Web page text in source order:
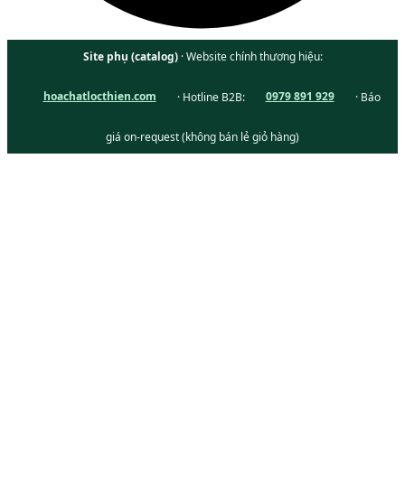
Site phụ (catalog)· Website chính thương hiệu:
hoachatlocthien.com · Hotline B2B: 0979 891 929 · Báo
giá on-request (không bán lẻ giỏ hàng)